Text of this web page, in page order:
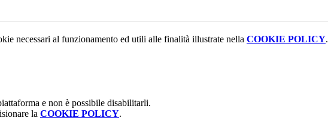
necessari al funzionamento ed utili alle finalità illustrate nella COOKIE POLICY.
e non è possibile disabilitarli.
la COOKIE POLICY.